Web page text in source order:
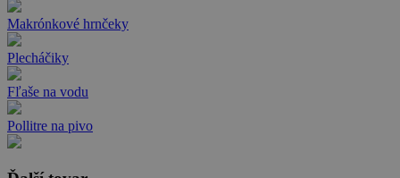
Makrónkové hrnčeky
Plecháčiky
Fľaše na vodu
Pollitre na pivo